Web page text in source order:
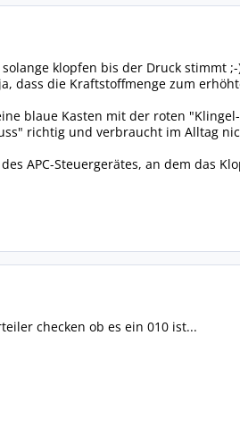
klopfen bis der Druck stimmt ;-
dass die Kraftstoffmenge zum
blaue Kasten mit der roten
richtig und verbraucht im Alltag
APC-Steuergerätes, an dem das
checken ob es ein 010 ist...